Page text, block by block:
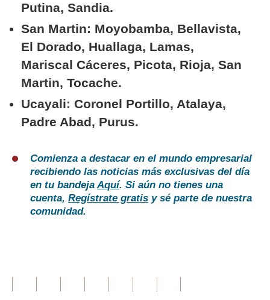
Putina, Sandia.
San Martin: Moyobamba, Bellavista,
El Dorado, Huallaga, Lamas,
Mariscal Cáceres, Picota, Rioja, San
Martin, Tocache.
Ucayali: Coronel Portillo, Atalaya,
Padre Abad, Purus.
Comienza a destacar en el mundo empresarial
recibiendo las noticias más exclusivas del día
en tu bandejaAquí. Si aún no tienes una
cuenta, Regístrate gratis y sé parte de nuestra
comunidad.